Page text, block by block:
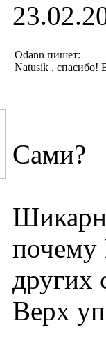
Odann пишет:
Natusik , спасибо!
Сами?
почему
других
Верх